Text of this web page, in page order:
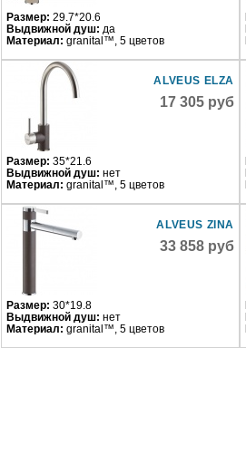
Размер: 29.7*20.6
Выдвижной душ: да
Материал: granital™, 5 цветов
ALVEUS ELZA
17 305 руб
Размер: 35*21.6
Выдвижной душ: нет
Материал: granital™, 5 цветов
ALVEUS ZINA
33 858 руб
Размер: 30*19.8
Выдвижной душ: нет
Материал: granital™, 5 цветов